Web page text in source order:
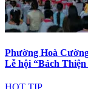
Phường Hoà
Lễ hội “Bách